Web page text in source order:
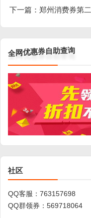
下一篇： 郑州消费券第
全网优惠券自助查询
社区
QQ客服： 763157698
QQ群领券： 569718064